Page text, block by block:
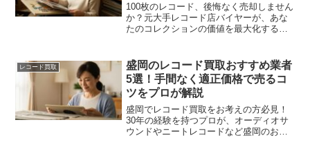
100枚のレコード、後悔なく売却しません
か？元大手レコード店バイヤーが、あな
たのコレクションの価値を最大化する戦
で、失敗しないための全知識を解説しま
す。
レコード買取
盛岡のレコード買取おすすめ業者
5選！手間なく適正価格で売るコ
ツをプロが解説
盛岡でレコード買取をお考えの方必見！
30年の経験を持つプロが、オーディオサ
ウンドやニートレコードなど盛岡のおす